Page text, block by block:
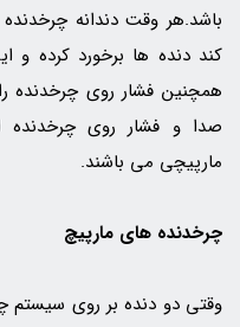
باشد.هر وقت دندانه
کند دنده ها برخورد کرده و
همچنین فشار روی چرخدنده
صدا و فشار روی چرخدنده
مارپیچی می باشند.
چرخدنده های مارپیچ
وقتی دو دنده بر روی سیستم